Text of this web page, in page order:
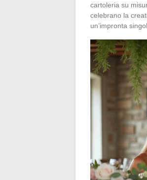
cartoleria su
celebrano la
un’impronta